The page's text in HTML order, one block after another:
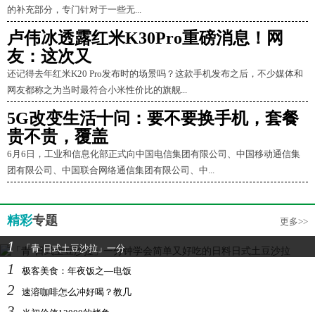
的补充部分，专门针对于一些无...
卢伟冰透露红米K30Pro重磅消息！网
友：这次又
还记得去年红米K20 Pro发布时的场景吗？这款手机发布之后，不少媒体和
网友都称之为当时最符合小米性价比的旗舰...
5G改变生活十问：要不要换手机，套餐
贵不贵，覆盖
6月6日，工业和信息化部正式向中国电信集团有限公司、中国移动通信集
团有限公司、中国联合网络通信集团有限公司、中...
精彩专题 更多>>
1 「青·日式土豆沙拉」一分
1 极客美食：年夜饭之—电饭
2 速溶咖啡怎么冲好喝？教几